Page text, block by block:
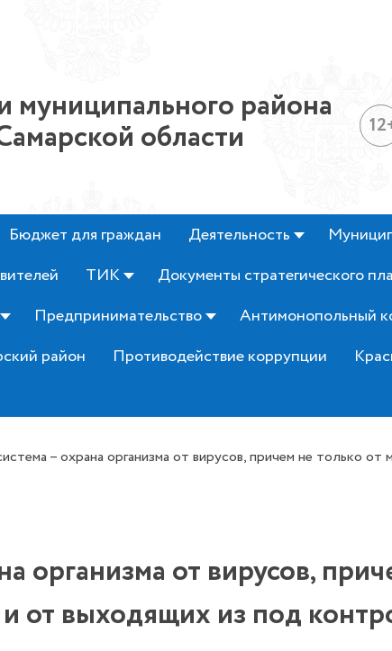
района
области
Бюджет для граждан Деятельность
ТИК
Документы стратегического
Предпринимательство Антимонопольный
район Противодействие коррупции
– охрана организма от вирусов, причем не только
организма от вирусов,
от выходящих из под